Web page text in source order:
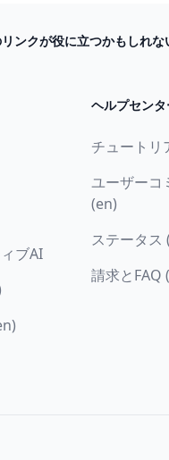
ンクが役に立つかもしれな
ブAI
ヘルプセン
チュートリ
ユーザーコ
(en)
ステータス
請求とFAQ